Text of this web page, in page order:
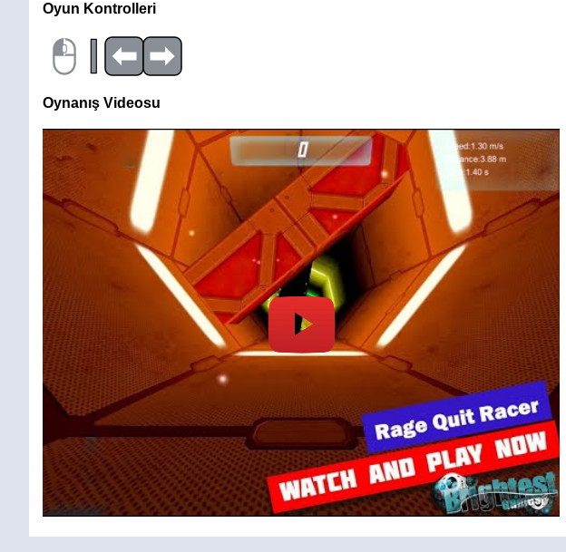
Oyun Kontrolleri
|
Oynanış Videosu